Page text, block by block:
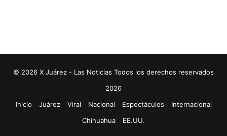
© 2026 X Juárez - Las Noticias Todos los derechos reservados
2026
Inicio
Juárez Viral Nacional Espectáculos
Internacional
Chihuahua
EE.UU.